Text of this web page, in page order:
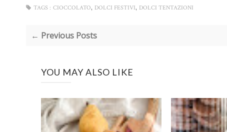
TAGS : CIOCCOLATO, DOLCI FESTIVI, DOLCI TENTAZIONI
← Previous Posts
YOU MAY ALSO LIKE